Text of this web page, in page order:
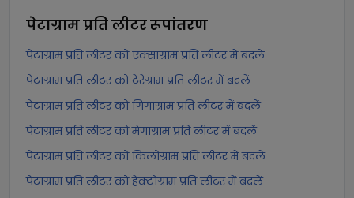
पेटाग्राम प्रति लीटररूपांतरण
पेटाग्राम प्रति लीटर को एक्साग्राम प्रति लीटर में बदलें
पेटाग्राम प्रति लीटर को टेरेग्राम प्रति लीटर में बदलें
पेटाग्राम प्रति लीटर को गिगाग्राम प्रति लीटर में बदलें
पेटाग्राम प्रति लीटर को मेगाग्राम प्रति लीटर में बदलें
पेटाग्राम प्रति लीटर को किलोग्राम प्रति लीटर में बदलें
पेटाग्राम प्रति लीटर को हेक्टोग्राम प्रति लीटर में बदलें